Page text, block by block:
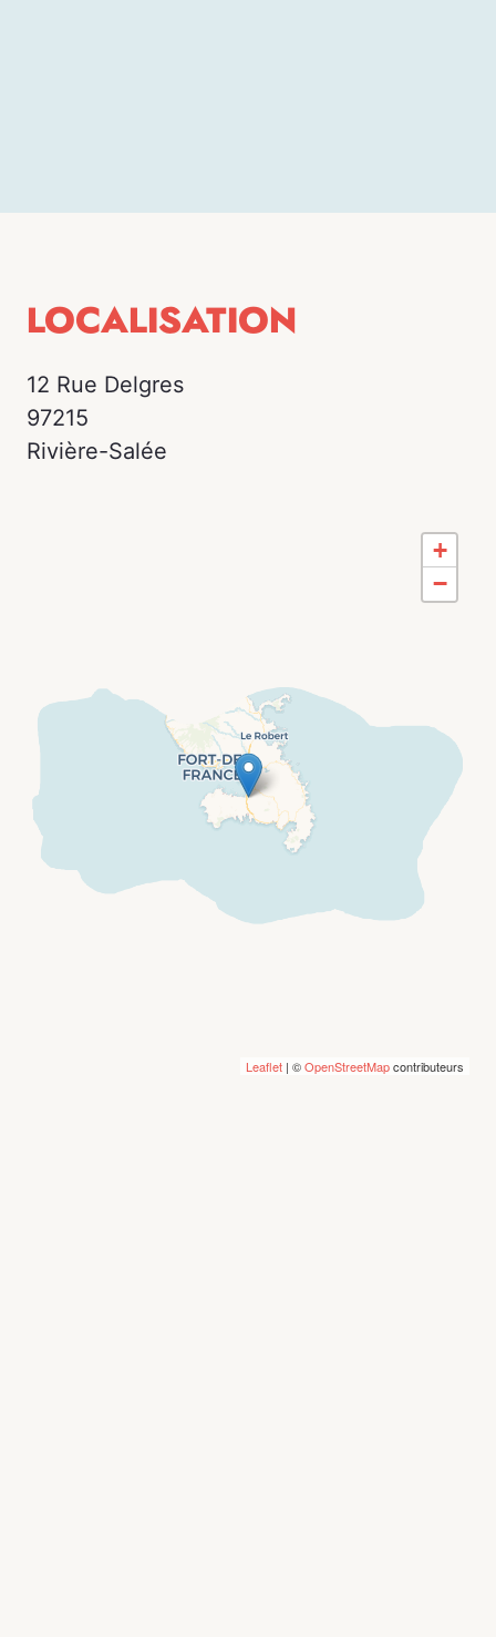
LOCALISATION
12 Rue Delgres
97215
Rivière-Salée
+
−
Leaflet | ©OpenStreetMapcontributeurs